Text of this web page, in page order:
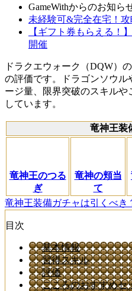
GameWithからのお知ら
未経験可&完全在宅！攻
【ギフト券もらえる！
開催
ドラクエウォーク（DQW）
の評価です。ドラゴンソウル
ージ量、限界突破のスキル
しています。
竜神王装
竜神王のつる
ぎ
竜神の頬当
て
竜神王装備ガチャは引くべき
目次
基本情報
習得スキル
評価
こころのおすすめセ